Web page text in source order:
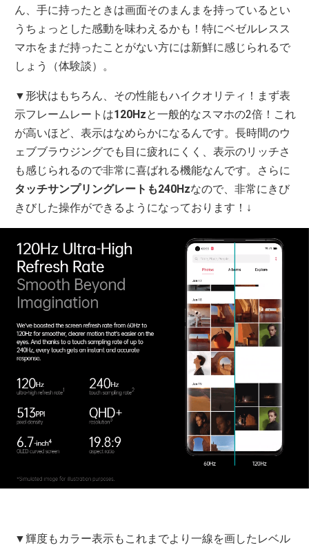
ん、手に持ったときは画面そのまんまを持っているとい
うちょっとした感動を味わえるかも！特にベゼルレスス
マホをまだ持ったことがない方には新鮮に感じられるで
しょう（体験談）。
▼形状はもちろん、その性能もハイクオリティ！まず表
示フレームレートは120Hzと一般的なスマホの2倍！これ
が高いほど、表示はなめらかになるんです。長時間のウ
ェブブラウジングでも目に疲れにくく、表示のリッチさ
も感じられるので非常に喜ばれる機能なんです。さらに
タッチサンプリングレートも240Hzなので、非常にきび
きびした操作ができるようになっております！↓
▼輝度もカラー表示もこれまでより一線を画したレベル